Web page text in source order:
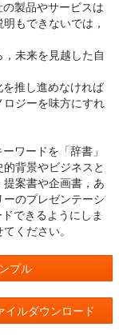
製品やサービスは
もできないでは，
未来を見越した自
推し進めなければ
ジーを味方にすれ
ワードを「辞書」
背景やビジネスと
案書や企画書，あ
のプレゼンテーシ
できるようにしま
ください。
プル
イルダウンロード